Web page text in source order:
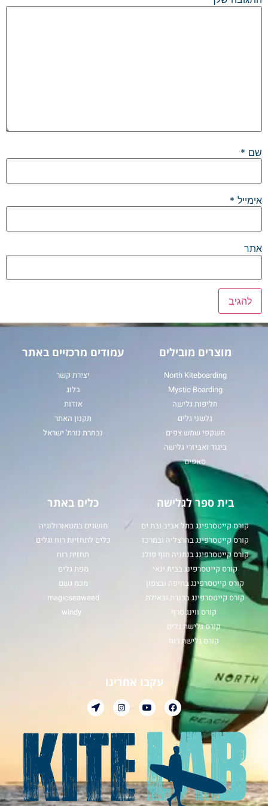
שם *
אימייל *
אתר
מוצרים מובילים
North Kiteboarding
Mystic Boarding
חליפות גלישה
גלשני גלים
משקפי שמש צפים
ביגוד ואביזרי גלישה
סאפים
עמודים מרכזיים באתר
יצירת קשר
בלוג
אודות
תקנון האתר
נבחרת נורת' ישראל
בית ספר לגלישה
קורס קייטסרפינג בתל אביב ובת ים
קורס קייטסרפינג בהרצליה ובמרכז
קורס קייטסרפינג בנתניה חוף פולג
קורס קייטסרפינג בבית ינאי
קורס קייטסרפינג בחיפה ובצפון
קורס קייטסרפינג בכנרת ובאילת
קורס ווינג סרף
קורס גלישת גלים
קורס גלישת רוח
כלים באתר
מושגים במטאורולוגיה
כלים לתחזיות רוח וגלים
תחזית רוח
מפת גלים
מכמ גשם
magicseaweed
windy
עקבו אחרינו